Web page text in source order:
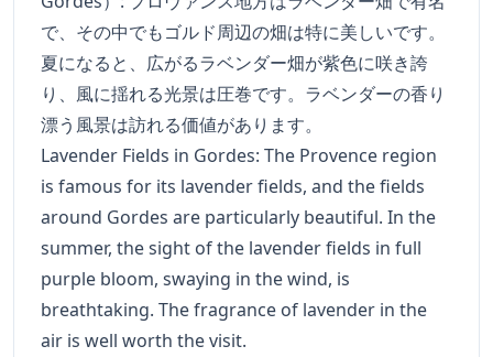
で、その中でもゴルド周辺の畑は特に美しいです。
夏になると、広がるラベンダー畑が紫色に咲き誇
り、風に揺れる光景は圧巻です。ラベンダーの香り
漂う風景は訪れる価値があります。
Lavender Fields in Gordes: The Provence region
is famous for its lavender fields, and the fields
around Gordes are particularly beautiful. In the
summer, the sight of the lavender fields in full
purple bloom, swaying in the wind, is
breathtaking. The fragrance of lavender in the
air is well worth the visit.